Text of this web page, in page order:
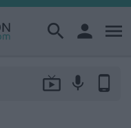
search person menu
live_tv mic phone_android